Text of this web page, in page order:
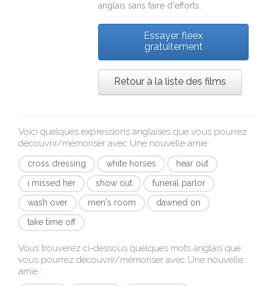
anglais sans faire d'efforts.
Essayer fleex
gratuitement
Retour à la liste des films
Voici quelques expressions anglaises que vous pourrez
découvrir/mémoriser avec Une nouvelle amie :
cross dressing white horses
hear out
i missed her
show out
funeral parlor
wash over
men's room
dawned on
take time off
Vous trouverez ci-dessous quelques mots anglais que
vous pourrez découvrir/mémoriser avec Une nouvelle
amie :